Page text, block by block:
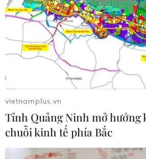
vietnamplus.vn
Tỉnh Quảng Ninh mở hướng
chuỗi kinh tế phía Bắc